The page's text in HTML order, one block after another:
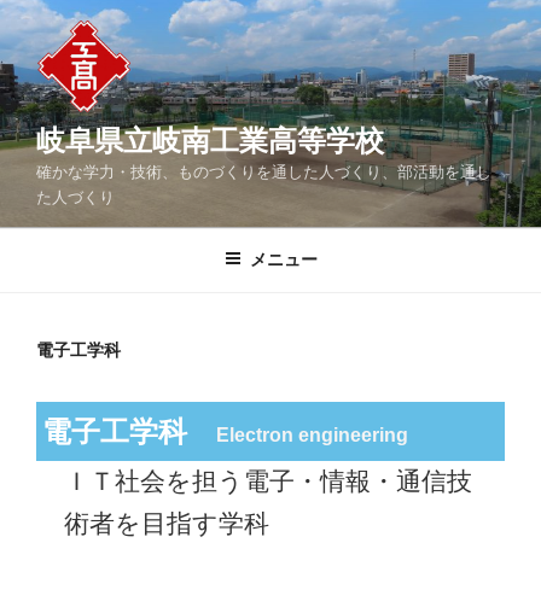
コ
ン
テ
ン
ツ
へ
岐阜県立岐南工業高等学校
確かな学力・技術、ものづくりを通した人づくり、部活動を通し
た人づくり
メニュー
電子工学科
電子工学科 Electron engineering
ＩＴ社会を担う電子・情報・通信技
術者を目指す学科